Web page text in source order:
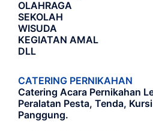
OLAHRAGA
SEKOLAH
WISUDA
KEGIATAN AMAL
DLL
CATERING PERNIKAHAN
Catering Acara Pernikahan
Peralatan Pesta, Tenda,
Panggung.